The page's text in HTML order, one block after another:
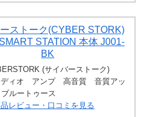
ストーク(CYBER STORK)
STATION 本体 J001-
BK
(サイバーストーク)
ディオ アンプ 高音質 音質アッ
ルートゥース
レビュー・口コミを見る